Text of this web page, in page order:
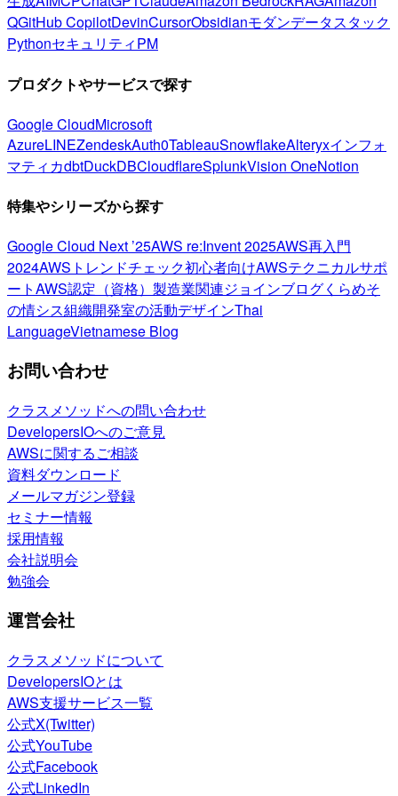
QGitHub CopilotDevinCursorObsidianモダンデータスタック
PythonセキュリティPM
プロダクトやサービスで探す
Google CloudMicrosoft
AzureLINEZendeskAuth0TableauSnowflakeAlteryxインフォ
マティカdbtDuckDBCloudflareSplunkVision OneNotion
特集やシリーズから探す
Google Cloud Next ’25AWS re:Invent 2025AWS再入門
2024AWSトレンドチェック初心者向けAWSテクニカルサポ
ートAWS認定（資格） 製造業関連ジョインブログくらめそ
の情シス組織開発室の活動デザインThai
LanguageVietnamese Blog
お問い合わせ
クラスメソッドへの問い合わせ
DevelopersIOへのご意見
AWSに関するご相談
資料ダウンロード
メールマガジン登録
セミナー情報
採用情報
会社説明会
勉強会
運営会社
クラスメソッドについて
DevelopersIOとは
AWS支援サービス一覧
公式X(Twitter)
公式YouTube
公式Facebook
公式LinkedIn